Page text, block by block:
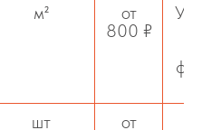
м²
от
800 ₽
шт
от